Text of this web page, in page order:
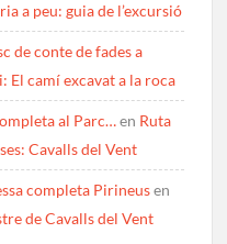
a peu: guia de l’excursió
de conte de fades a
El camí excavat a la roca
al Parc…en Ruta
Cavalls del Vent
completa Pirineusen
de Cavalls del Vent